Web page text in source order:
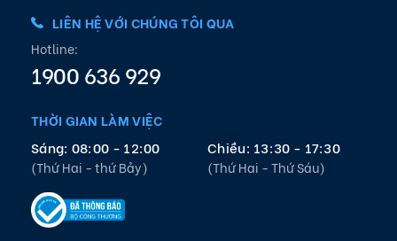
LIÊN HỆ VỚI CHÚNG TÔI QUA
Hotline:
1900 636 929
THỜI GIAN LÀM VIỆC
Sáng: 08:00 - 12:00
(Thứ Hai - thứ Bảy)
Chiều: 13:30 - 17:30
(Thứ Hai - Thứ Sáu)